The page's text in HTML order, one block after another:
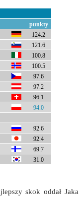
punkty
124.2
121.6
100.8
100.5
97.6
97.2
96.1
94.0
92.6
92.4
69.7
31.0
skok oddał Jaka